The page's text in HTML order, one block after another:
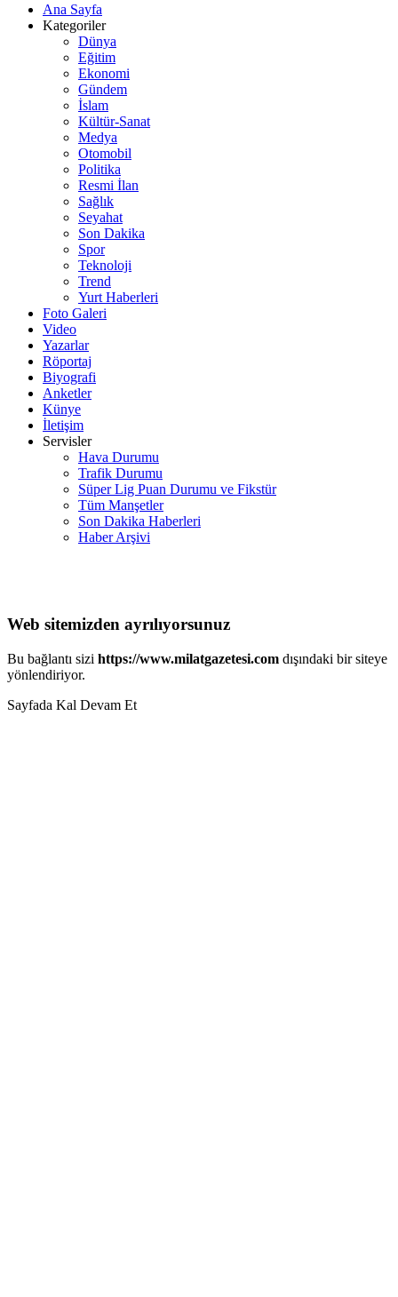
Ana Sayfa
Kategoriler
Dünya
Eğitim
Ekonomi
Gündem
İslam
Kültür-Sanat
Medya
Otomobil
Politika
Resmi İlan
Sağlık
Seyahat
Son Dakika
Spor
Teknoloji
Trend
Yurt Haberleri
Foto Galeri
Video
Yazarlar
Röportaj
Biyografi
Anketler
Künye
İletişim
Servisler
Hava Durumu
Trafik Durumu
Süper Lig Puan Durumu ve Fikstür
Tüm Manşetler
Son Dakika Haberleri
Haber Arşivi
Web sitemizden ayrılıyorsunuz
Bu bağlantı sizi https://www.milatgazetesi.com dışındaki bir siteye
yönlendiriyor.
Sayfada Kal Devam Et